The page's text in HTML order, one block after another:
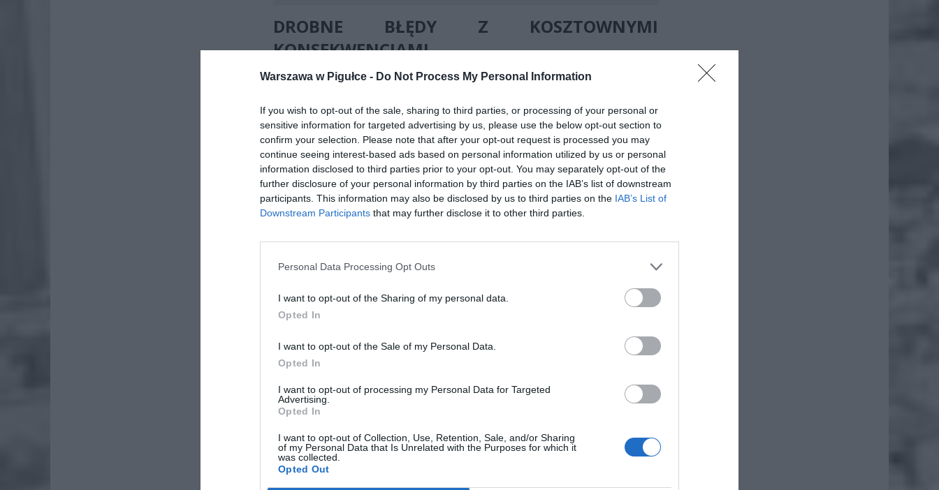
Warszawa w Pigułce - Do Not Process My Personal Information
If you wish to opt-out of the sale, sharing to third parties, or processing of your personal or
sensitive information for targeted advertising by us, please use the below opt-out section to
confirm your selection. Please note that after your opt-out request is processed you may
continue seeing interest-based ads based on personal information utilized by us or personal
information disclosed to third parties prior to your opt-out. You may separately opt-out of the
further disclosure of your personal information by third parties on the IAB’s list of downstream
participants. This information may also be disclosed by us to third parties on the IAB’s List of
Downstream Participants that may further disclose it to other third parties.
Personal Data Processing Opt Outs
I want to opt-out of the Sharing of my personal data.
Opted In
I want to opt-out of the Sale of my Personal Data.
Opted In
I want to opt-out of processing my Personal Data for Targeted
Advertising.
Opted In
I want to opt-out of Collection, Use, Retention, Sale, and/or Sharing
of my Personal Data that Is Unrelated with the Purposes for which it
was collected.
Opted Out
DROBNE BŁĘDY Z KOSZTOWNYMI
KONSEKWENCJAMI
Polskie prawo pozwala na zwolnienie z podatku darowizn przekazywanych między
odpowiedniej formy przekazania środków i dopełnienie formalności. Praktyka
pokazuje, że nawet pozornie nieistotne błędy mogą kosztować podatników utratę
prawa do zwolnienia.
ZOBACZ RÓWNIEŻ:
Teraz nastąpił zwrot w sprawie
8 sierpnia 2026 15:40